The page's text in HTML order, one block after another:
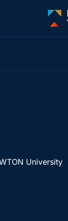
University